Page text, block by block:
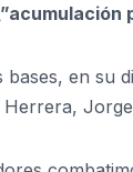
en su